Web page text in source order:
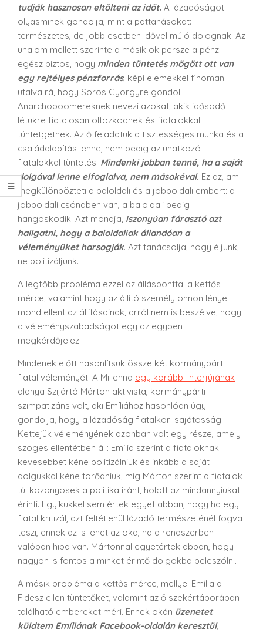
tudják hasznosan eltölteni az időt. A lázadóságot
olyasminek gondolja, mint a pattanásokat:
természetes, de jobb esetben idővel múló dolognak. Az
unalom mellett szerinte a másik ok persze a pénz:
egész biztos, hogy minden tüntetés mögött ott van
egy rejtélyes pénzforrás, képi elemekkel finoman
utalva rá, hogy Soros Györgyre gondol.
Anarchoboomereknek nevezi azokat, akik idősödő
létükre fiatalosan öltözködnek és fiatalokkal
tüntetgetnek. Az ő feladatuk a tisztességes munka és a
családalapítás lenne, nem pedig az unatkozó
fiatalokkal tüntetés. Mindenki jobban tenné, ha a saját
dolgával lenne elfoglalva, nem másokéval. Ez az, ami
megkülönbözteti a baloldali és a jobboldali embert: a
jobboldali csöndben van, a baloldali pedig
hangoskodik. Azt mondja, iszonyúan fárasztó azt
hallgatni, hogy a baloldaliak állandóan a
véleményüket harsogják. Azt tanácsolja, hogy éljünk,
ne politizáljunk.
A legfőbb probléma ezzel az állásponttal a kettős
mérce, valamint hogy az állító személy önnön lénye
mond ellent az állításainak, arról nem is beszélve, hogy
a véleményszabadságot egy az egyben
megkérdőjelezi.
Mindenek előtt hasonlítsuk össze két kormánypárti
fiatal véleményét! A Millenna egy korábbi interjújának
alanya Szijártó Márton aktivista, kormánypárti
szimpatizáns volt, aki Emíliához hasonlóan úgy
gondolja, hogy a lázadóság fiatalkori sajátosság.
Kettejük véleményének azonban volt egy része, amely
szöges ellentétben áll: Emília szerint a fiataloknak
kevesebbet kéne politizálniuk és inkább a saját
dolgukkal kéne törődniük, míg Márton szerint a fiatalok
túl közönyösek a politika iránt, holott az mindannyiukat
érinti. Egyikükkel sem értek egyet abban, hogy ha egy
fiatal kritizál, azt feltétlenül lázadó természeténél fogva
teszi, ennek az is lehet az oka, ha a rendszerben
valóban hiba van. Mártonnal egyetértek abban, hogy
nagyon is fontos a minket érintő dolgokba beleszólni.
A másik probléma a kettős mérce, mellyel Emília a
Fidesz ellen tüntetőket, valamint az ő szekértáborában
található embereket méri. Ennek okán üzenetet
küldtem Emíliának Facebook-oldalán keresztül,